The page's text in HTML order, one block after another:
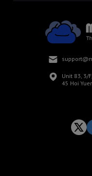
Unit 83, 3/
45 Hoi